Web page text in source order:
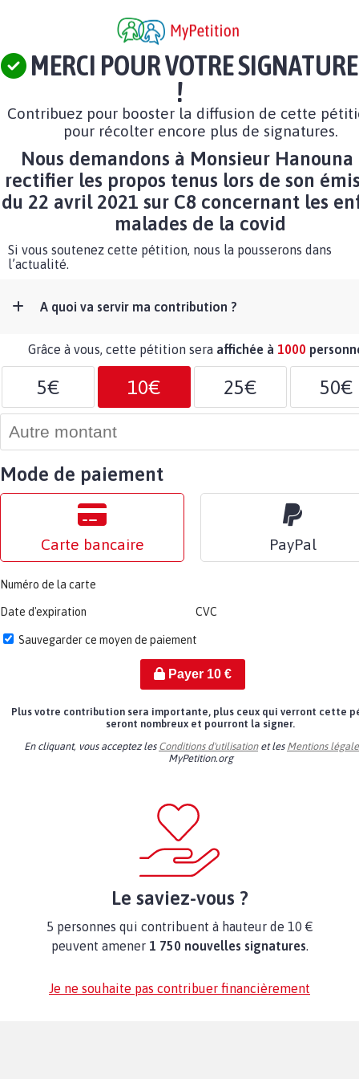
MERCI POUR VOTRE SIGNATURE
!
Contribuez pour booster la diffusion de cette
pour récolter encore plus de signatures.
Nous demandons à Monsieur Hanouna
rectifier les propos tenus lors de son
du 22 avril 2021 sur C8 concernant les
malades de la covid
Si vous soutenez cette pétition, nous la pousserons dans
l’actualité.
A quoi va servir ma contribution ?
Grâce à vous, cette pétition sera affichée à 1000
5€ 10€ 25€ 50€
Mode de paiement
Carte bancaire PayPal
Numéro de la carte
Date d'expiration CVC
Sauvegarder ce moyen de paiement
Payer 10€
Plus votre contribution sera importante, plus ceux qui verront cette
seront nombreux et pourront la signer.
En cliquant, vous acceptez les Conditions d'utilisationet les Mentions
MyPetition.org
Le saviez-vous ?
5 personnes qui contribuent à hauteur de 10 €
peuvent amener 1 750 nouvelles signatures.
Je ne souhaite pas contribuer financièrement